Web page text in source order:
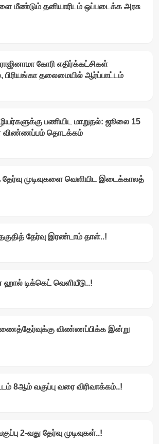
மீண்டும் தனியாரிடம் ஒப்படைக்க அரசு
கோரி எதிர்க்கட்சிகள்
பிரியங்கா தலைமையில் ஆர்ப்பாட்டம்
பணியிட மாறுதல்: ஜூலை 15
தொடக்கம்
தேர்வு முடிவுகளை வெளியிட இடைக்காலத்
தேர்வு இரண்டாம் தாள்..!
ஹால் டிக்கெட் வெளியீடு..!
விண்ணப்பிக்க இன்று
8ஆம் வகுப்பு வரை விரிவாக்கம்..!
2-வது தேர்வு முடிவுகள்..!